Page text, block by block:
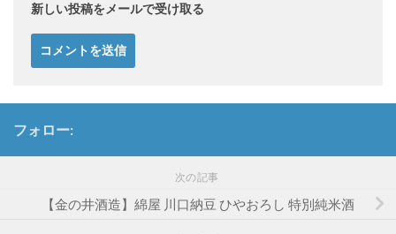
新しい投稿をメールで受け取る
フォロー:
次の記事
【金の井酒造】綿屋 川口納豆 ひやおろし 特別純米酒